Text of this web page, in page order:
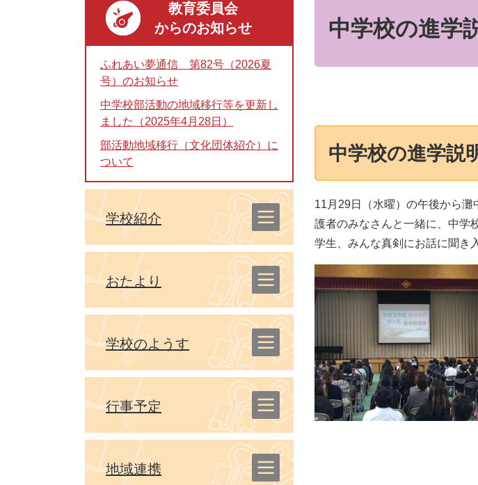
中学校の進学
中学校の進学説
11月29日（水曜）の午後から
護者のみなさんと一緒に、中学
学生、みんな真剣にお話に聞き
教育委員会
からのお知らせ
ふれあい夢通信 第82号（2026夏
号）のお知らせ
中学校部活動の地域移行等を更新し
ました（2025年4月28日）
部活動地域移行（文化団体紹介）に
ついて
学校紹介
おたより
学校のようす
行事予定
地域連携